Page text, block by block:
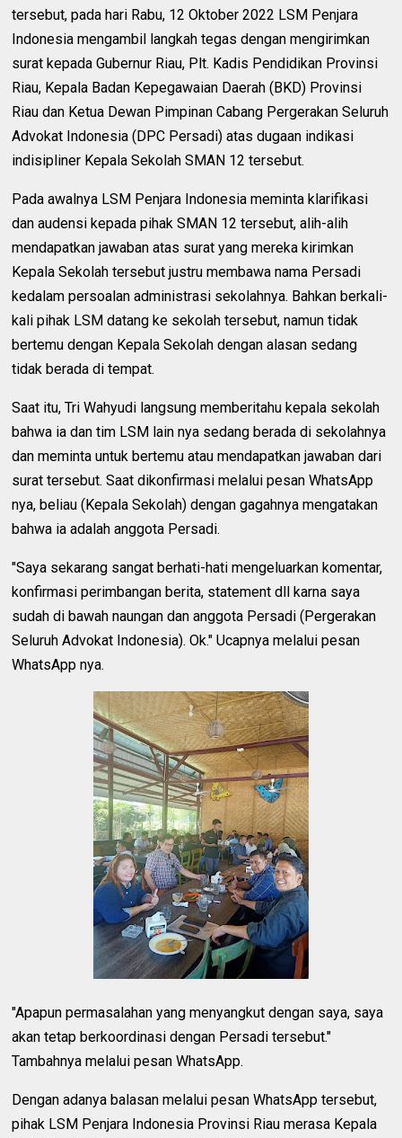
tersebut, pada hari Rabu, 12 Oktober 2022 LSM Penjara
Indonesia mengambil langkah tegas dengan mengirimkan
surat kepada Gubernur Riau, Plt. Kadis Pendidikan Provinsi
Riau, Kepala Badan Kepegawaian Daerah (BKD) Provinsi
Riau dan Ketua Dewan Pimpinan Cabang Pergerakan Seluruh
Advokat Indonesia (DPC Persadi) atas dugaan indikasi
indisipliner Kepala Sekolah SMAN 12 tersebut.
Pada awalnya LSM Penjara Indonesia meminta klarifikasi
dan audensi kepada pihak SMAN 12 tersebut, alih-alih
mendapatkan jawaban atas surat yang mereka kirimkan
Kepala Sekolah tersebut justru membawa nama Persadi
kedalam persoalan administrasi sekolahnya. Bahkan berkali-
kali pihak LSM datang ke sekolah tersebut, namun tidak
bertemu dengan Kepala Sekolah dengan alasan sedang
tidak berada di tempat.
Saat itu, Tri Wahyudi langsung memberitahu kepala sekolah
bahwa ia dan tim LSM lain nya sedang berada di sekolahnya
dan meminta untuk bertemu atau mendapatkan jawaban dari
surat tersebut. Saat dikonfirmasi melalui pesan WhatsApp
nya, beliau (Kepala Sekolah) dengan gagahnya mengatakan
bahwa ia adalah anggota Persadi.
"Saya sekarang sangat berhati-hati mengeluarkan komentar,
konfirmasi perimbangan berita, statement dll karna saya
sudah di bawah naungan dan anggota Persadi (Pergerakan
Seluruh Advokat Indonesia). Ok." Ucapnya melalui pesan
WhatsApp nya.
"Apapun permasalahan yang menyangkut dengan saya, saya
akan tetap berkoordinasi dengan Persadi tersebut."
Tambahnya melalui pesan WhatsApp.
Dengan adanya balasan melalui pesan WhatsApp tersebut,
pihak LSM Penjara Indonesia Provinsi Riau merasa Kepala